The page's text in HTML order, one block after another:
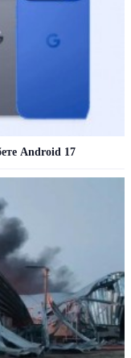
Android 17